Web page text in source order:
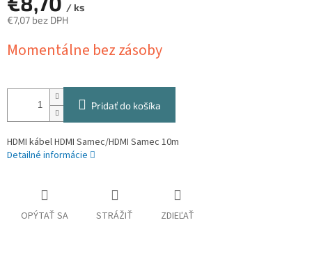
/ ks
€7,07 bez DPH
cena:
Momentálne bez zásoby
Pridať do košíka
HDMI kábel HDMI Samec/HDMI Samec 10m
Detailné informácie
OPÝTAŤ SA STRÁŽIŤ ZDIEĽAŤ